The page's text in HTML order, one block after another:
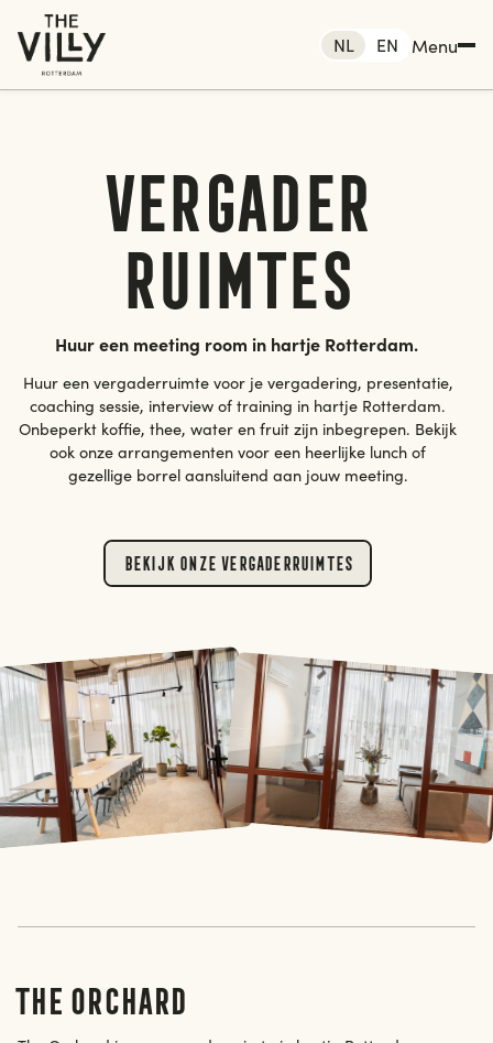
Rotterdam Den haag
Amsterdam
NL EN Menu
Vergader
ruimtes
Huur een meeting room in hartje Rotterdam.
Huur een vergaderruimte voor je vergadering, presentatie,
coaching sessie, interview of training in hartje Rotterdam.
Onbeperkt koffie, thee, water en fruit zijn inbegrepen. Bekijk
ook onze arrangementen voor een heerlijke lunch of
gezellige borrel aansluitend aan jouw meeting.
Bekijk onze Vergaderruimtes
The Orchard